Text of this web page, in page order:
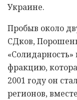
Украине.
Пробыв около
СДков,
фракцию,
2001 году он
регионов,